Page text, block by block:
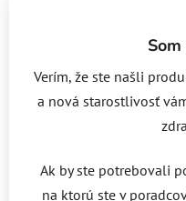
Verím, že ste našli
a nová starostlivosť
Ak by ste potrebovali
na ktorú ste v